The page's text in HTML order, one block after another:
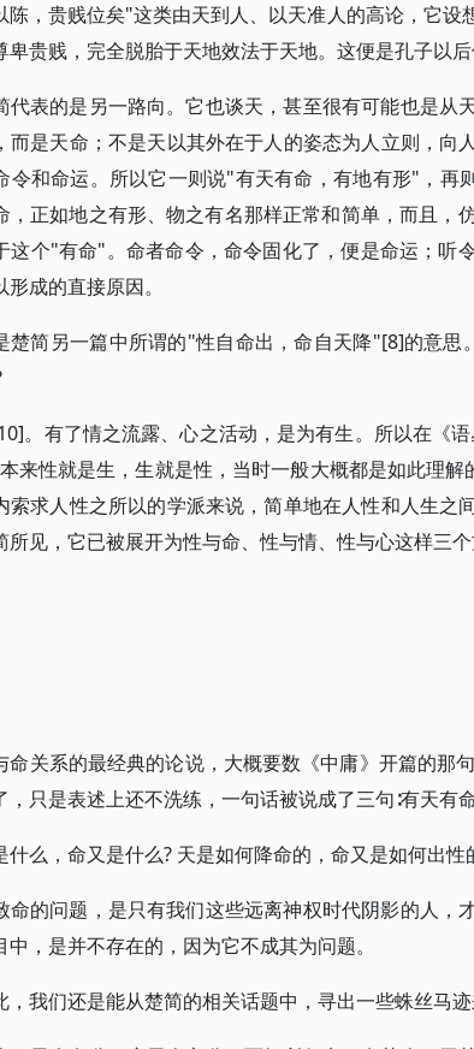
陈，贵贱位矣"这类由天到人、以天准人的高论，它设
卑贵贱，完全脱胎于天地效法于天地。这便是孔子以后
代表的是另一路向。它也谈天，甚至很有可能也是从
而是天命；不是天以其外在于人的姿态为人立则，向
令和命运。所以它一则说"有天有命，有地有形"，再
，正如地之有形、物之有名那样正常和简单，而且，
这个"有命"。命者命令，命令固化了，便是命运；听
成的直接原因。
楚简另一篇中所谓的"性自命出，命自天降"[8]的意思
。有了情之流露、心之活动，是为有生。所以在《
来性就是生，生就是性，当时一般大概都是如此理
索求人性之所以的学派来说，简单地在人性和人生之
所见，它已被展开为性与命、性与情、性与心这样三个
命关系的最经典的论说，大概要数《中庸》开篇的那
，只是表述上还不洗练，一句话被说成了三句∶有天有
什么，命又是什么? 天是如何降命的，命又是如何出性
命的问题，是只有我们这些远离神权时代阴影的人，
，是并不存在的，因为它不成其为问题。
，我们还是能从楚简的相关话题中，寻出一些蛛丝马